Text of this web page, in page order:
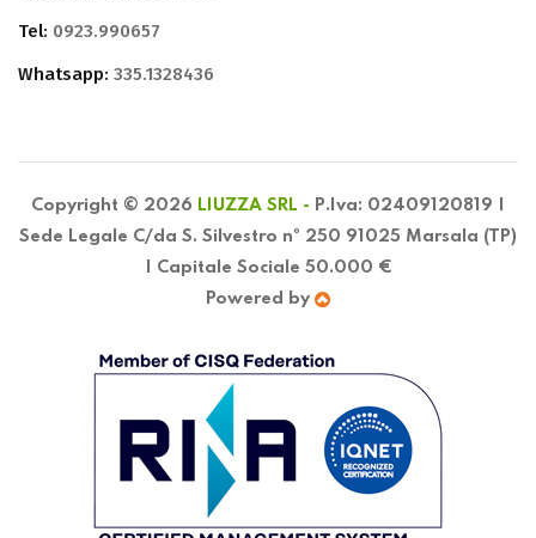
Tel: 0923.990657
Whatsapp: 335.1328436
Copyright © 2026 LIUZZA SRL - P.Iva: 02409120819 |
Sede Legale C/da S. Silvestro nº 250 91025 Marsala (TP)
| Capitale Sociale 50.000 €
Powered by